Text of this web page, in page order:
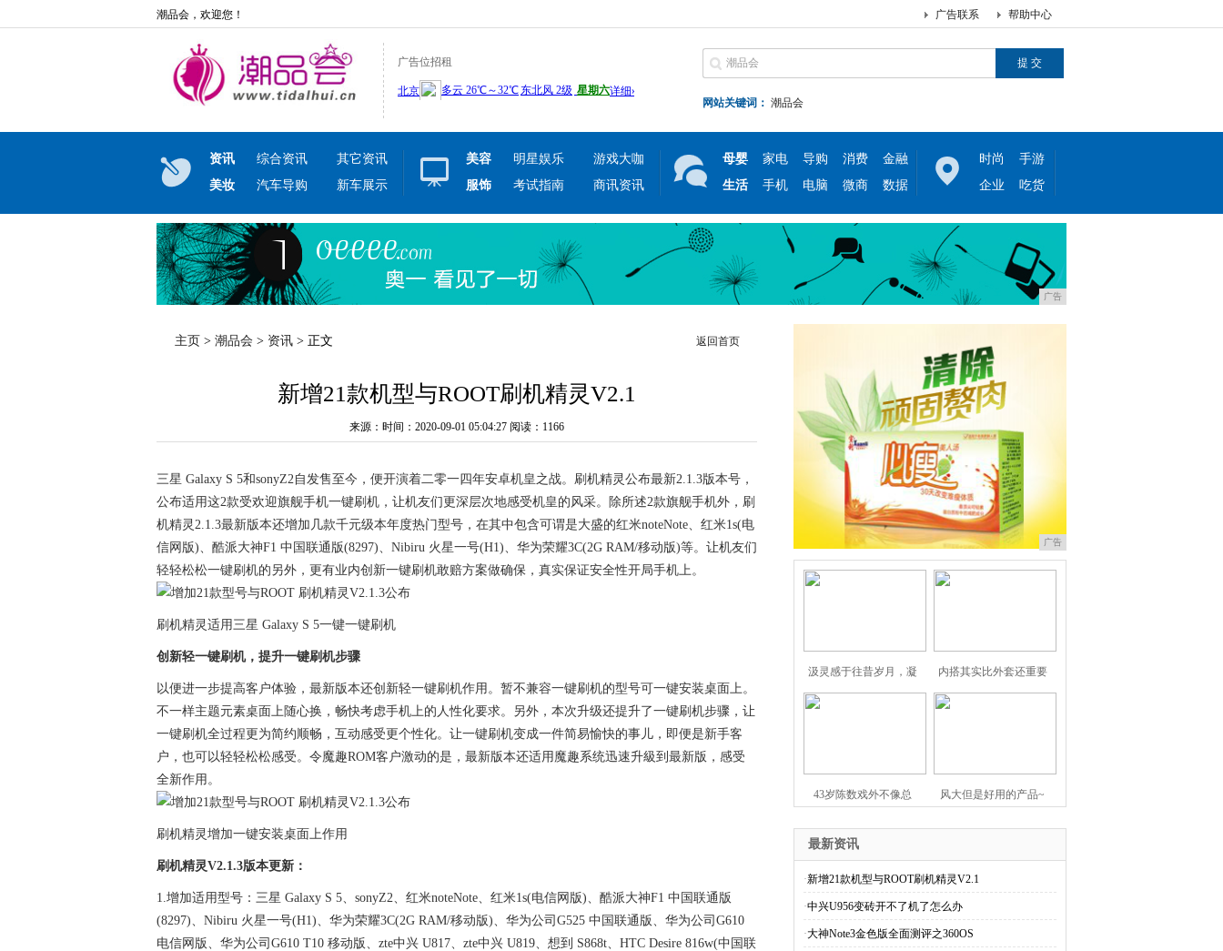
潮品会，欢迎您！ 帮助中心
广告联系
广告位招租
网站关键词： 潮品会
资讯 综合资讯
其它资讯
美妆
汽车导购 新车展示
美容 明星娱乐
游戏大咖
服饰
考试指南 商讯资讯
母婴 家电 导购 消费
金融
生活
手机 电脑 微商 数据
时尚
手游
企业
吃货
广告
主页 > 潮品会 > 资讯 > 正文 返回首页
新增21款机型与ROOT刷机精灵V2.1
来源：时间：2020-09-01 05:04:27 阅读：1166
三星 Galaxy S 5和sonyZ2自发售至今，便开演着二零一四年安卓机皇之战。刷机精灵公布最新2.1.3版本号，
公布适用这2款受欢迎旗舰手机一键刷机，让机友们更深层次地感受机皇的风采。除所述2款旗舰手机外，刷
机精灵2.1.3最新版本还增加几款千元级本年度热门型号，在其中包含可谓是大盛的红米noteNote、红米1s(电
信网版)、酷派大神F1 中国联通版(8297)、Nibiru 火星一号(H1)、华为荣耀3C(2G RAM/移动版)等。让机友们
轻轻松松一键刷机的另外，更有业内创新一键刷机敢赔方案做确保，真实保证安全性开局手机上。
刷机精灵适用三星 Galaxy S 5一键一键刷机
创新轻一键刷机，提升一键刷机步骤
以便进一步提高客户体验，最新版本还创新轻一键刷机作用。暂不兼容一键刷机的型号可一键安装桌面上。
不一样主题元素桌面上随心换，畅快考虑手机上的人性化要求。另外，本次升级还提升了一键刷机步骤，让
一键刷机全过程更为简约顺畅，互动感受更个性化。让一键刷机变成一件简易愉快的事儿，即便是新手客
户，也可以轻轻松松感受。令魔趣ROM客户激动的是，最新版本还适用魔趣系统迅速升級到最新版，感受
全新作用。
刷机精灵增加一键安装桌面上作用
刷机精灵V2.1.3版本更新：
1.增加适用型号：三星 Galaxy S 5、sonyZ2、红米noteNote、红米1s(电信网版)、酷派大神F1 中国联通版
(8297)、Nibiru 火星一号(H1)、华为荣耀3C(2G RAM/移动版)、华为公司G525 中国联通版、华为公司G610
电信网版、华为公司G610 T10 移动版、zte中兴 U817、zte中兴 U819、想到 S868t、HTC Desire 816w(中国联
广告
汲灵感于往昔岁月，凝 内搭其实比外套还重要
43岁陈数戏外不像总 风大但是好用的产品~
最新资讯
·新增21款机型与ROOT刷机精灵V2.1
·中兴U956变砖开不了机了怎么办
·大神Note3金色版全面测评之360OS